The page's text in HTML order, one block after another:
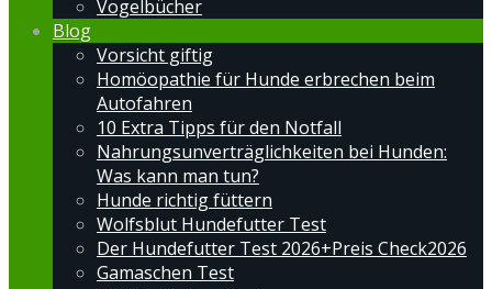
Vogelbücher
Blog
Vorsicht giftig
Homöopathie für Hunde erbrechen beim
Autofahren
10 Extra Tipps für den Notfall
Nahrungsunverträglichkeiten bei Hunden:
Was kann man tun?
Hunde richtig füttern
Wolfsblut Hundefutter Test
Der Hundefutter Test 2026+Preis Check2026
Gamaschen Test